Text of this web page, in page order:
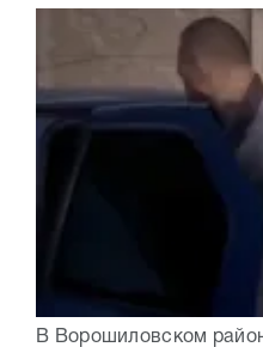
В Ворошиловском